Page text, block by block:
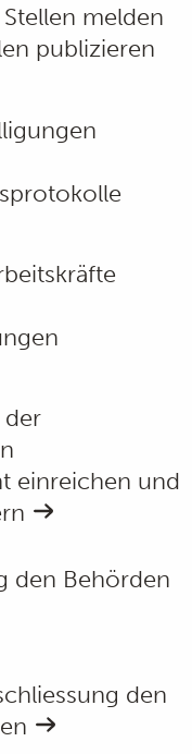
melden
publizieren
der
einreichen und
den Behörden
den